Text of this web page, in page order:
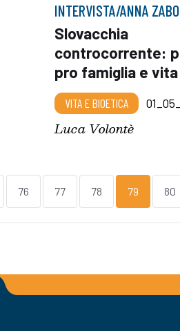
INTERVISTA/ANNA
Slovacchia
controcorrente:
pro famiglia e vita
VITA E BIOETICA
Luca Volontè
76 77 78 79 80